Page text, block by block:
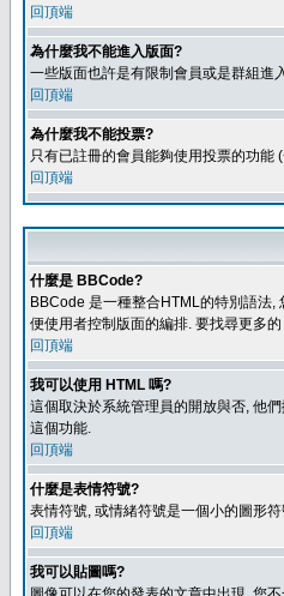
回頂端
為什麼我不能進入版面?
一些版面也許是有限制會員或是群組進
回頂端
為什麼我不能投票?
只有已註冊的會員能夠使用投票的功能
回頂端
什麼是 BBCode?
BBCode 是一種整合HTML的特別語法
便使用者控制版面的編排. 要找尋更多
回頂端
我可以使用 HTML 嗎?
這個取決於系統管理員的開放與否, 他
這個功能.
回頂端
什麼是表情符號?
表情符號, 或情緒符號是一個小的圖形
回頂端
我可以貼圖嗎?